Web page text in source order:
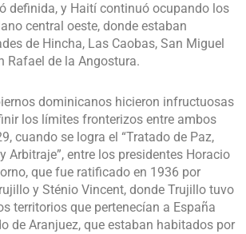
definida, y Haití continuó ocupando los
central oeste, donde estaban
de Hincha, Las Caobas, San Miguel
Rafael de la Angostura.
dominicanos hicieron infructuosas
los límites fronterizos entre ambos
cuando se logra el “Tratado de Paz,
Arbitraje”, entre los presidentes Horacio
que fue ratificado en 1936 por
y Sténio Vincent, donde Trujillo tuvo
territorios que pertenecían a España
de Aranjuez, que estaban habitados por